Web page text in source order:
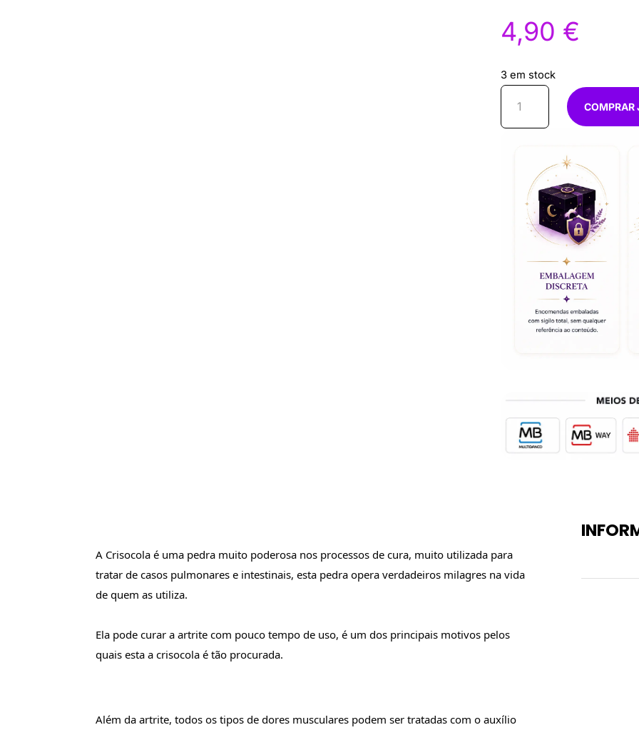
4,90 €
3 em stock
Quantidade
COMPRAR
A Crisocola é uma pedra muito poderosa nos processos de cura, muito utilizada para
tratar de casos pulmonares e intestinais, esta pedra opera verdadeiros milagres na vida
de quem as utiliza.
Ela pode curar a artrite com pouco tempo de uso, é um dos principais motivos pelos
quais esta a crisocola é tão procurada.
Além da artrite, todos os tipos de dores musculares podem ser tratadas com o auxílio